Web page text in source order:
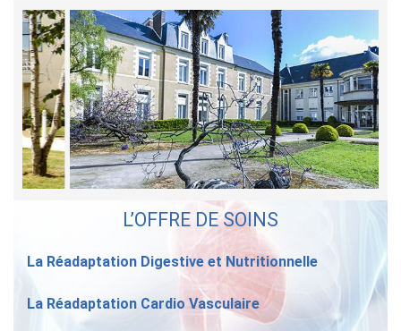
L’OFFRE DE SOINS
La Réadaptation Digestive et Nutritionnelle
La Réadaptation Cardio Vasculaire